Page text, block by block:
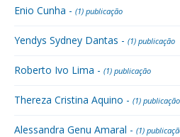
Enio Cunha - (1) publicação
Yendys Sydney Dantas - (1) publicação
Roberto Ivo Lima - (1) publicação
Thereza Cristina Aquino - (1) publicação
Alessandra Genu Amaral - (1)